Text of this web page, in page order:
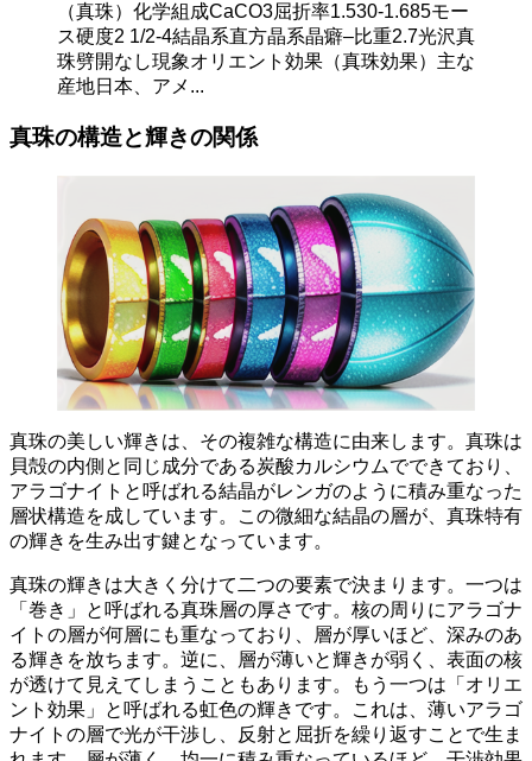
（真珠）化学組成CaCO3屈折率1.530-1.685モー
ス硬度2 1/2-4結晶系直方晶系晶癖–比重2.7光沢真
珠劈開なし現象オリエント効果（真珠効果）主な
産地日本、アメ...
真珠の構造と輝きの関係
真珠の美しい輝きは、その複雑な構造に由来します。真珠は
貝殻の内側と同じ成分である炭酸カルシウムでできており、
アラゴナイトと呼ばれる結晶がレンガのように積み重なった
層状構造を成しています。この微細な結晶の層が、真珠特有
の輝きを生み出す鍵となっています。
真珠の輝きは大きく分けて二つの要素で決まります。一つは
「巻き」と呼ばれる真珠層の厚さ です。核の周りにアラゴナ
イトの層が何層にも重なっており、層が厚いほど、深みのあ
る輝きを放ちます。逆に、層が薄いと輝きが弱く、表面の核
が透けて見えてしまうこともあります。もう一つは 「オリエ
ント効果」と呼ばれる虹色の輝き です。これは、薄いアラゴ
ナイトの層で光が干渉し、反射と屈折を繰り返すことで生ま